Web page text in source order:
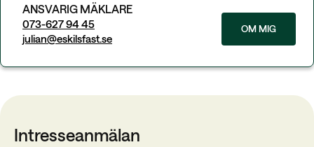
OM MIG
ANSVARIG MÄKLARE
073-627 94 45
julian@eskilsfast.se
Intresseanmälan